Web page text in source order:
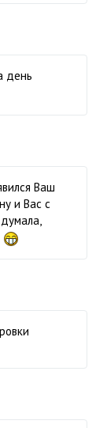
день
Ваш
и Вас с